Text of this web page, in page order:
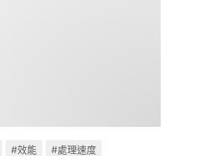
#效能 #處理速度